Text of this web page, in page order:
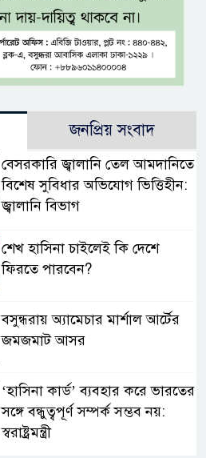
জনপ্রিয় সংবাদ
বেসরকারি জ্বালানি তেল আমদানিতে
বিশেষ সুবিধার অভিযোগ ভিত্তিহীন:
জ্বালানি বিভাগ
শেখ হাসিনা চাইলেই কি দেশে
ফিরতে পারবেন?
বসুন্ধরায় অ্যামেচার মার্শাল আর্টের
জমজমাট আসর
‘হাসিনা কার্ড’ ব্যবহার করে ভারতের
সঙ্গে বন্ধুত্বপূর্ণ সম্পর্ক সম্ভব নয়:
স্বরাষ্ট্রমন্ত্রী